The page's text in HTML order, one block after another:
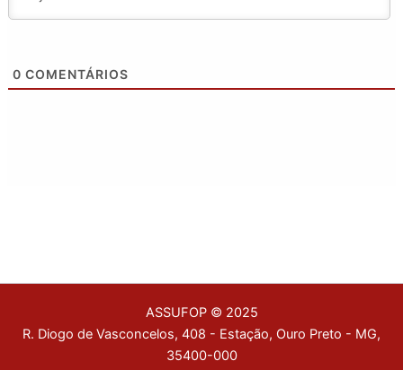
0 COMENTÁRIOS
ASSUFOP © 2025
R. Diogo de Vasconcelos, 408 - Estação, Ouro Preto - MG,
35400-000